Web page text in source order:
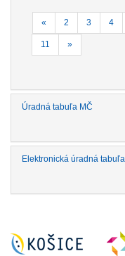
« 2 3 4
11 »
Úradná tabuľa MČ
Elektronická úradná tabuľa